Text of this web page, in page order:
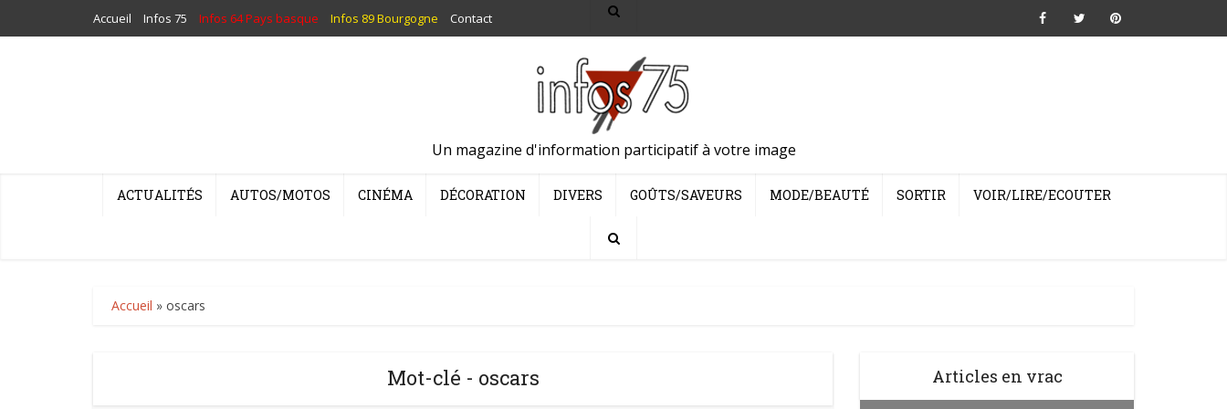
Accueil Infos 75 Infos 64 Pays basque Infos 89 Bourgogne Contact
Un magazine d'information participatif à votre image
ACTUALITÉS AUTOS/MOTOS CINÉMA DÉCORATION DIVERS GOÛTS/SAVEURS MODE/BEAUTÉ SORTIR VOIR/LIRE/ECOUTER
Accueil » oscars
Mot-clé - oscars Articles en vrac